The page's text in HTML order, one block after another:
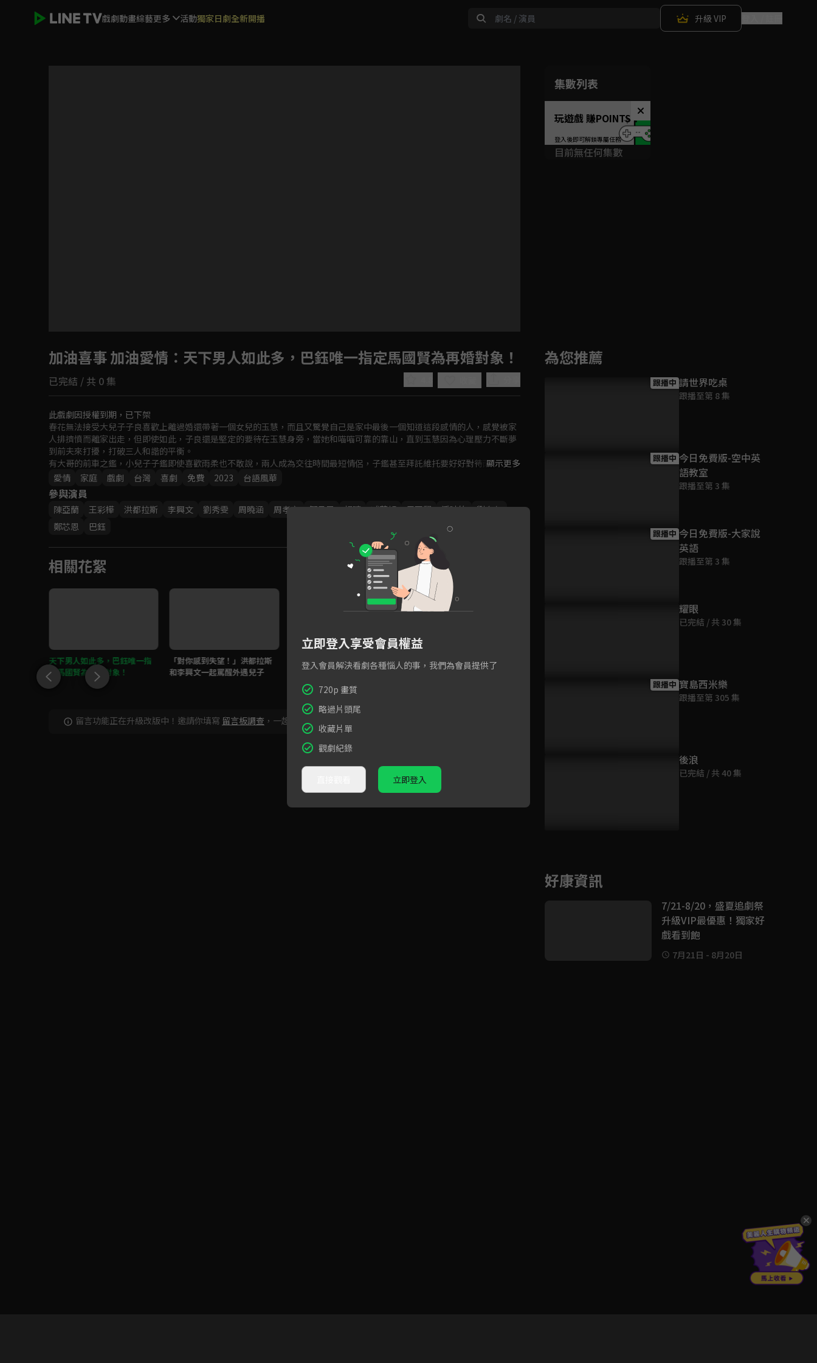
戲劇動畫綜藝更多 活動獨家日劇全新開播 升級 VIP
Video
集數列表
玩遊戲 賺POINTS！
目前無任何集數
加油喜事 加油愛情 ：天下男人如此多，巴鈺唯一指定馬國賢為再婚對象！
已完結 / 共 0 集
此戲劇因授權到期，已下架
春花無法接受大兒子子良喜歡上離過婚還帶著一個女兒的玉慧，而且又驚覺自己是家中最後一個知道這段感情的人，感覺被家
人排擠憤而離家出走，但即使如此，子良還是堅定的要待在玉慧身旁，當她和喵喵可靠的靠山，直到玉慧因為心理壓力不斷夢
到前夫來打擾，打破三人和諧的平衡。
有大哥的前車之鑑，小兒子子鑑即使喜歡雨柔也不敢說，兩人成為交往時間最短情侶，子鑑甚至拜託維托要好好對待雨柔，讓
雨柔非常失望與不諒解；而子鑑表妹辛琦珊(鄭芯恩 飾)到武林咖啡上班，雨柔誤以為是子鑑的女朋友，四人混亂的感情會如何
發展呢？
顯示更多
愛情
家庭 戲劇 台灣 喜劇 免費 2023 台語風華
參與演員
陳亞蘭 王彩樺 洪都拉斯 李興文 劉秀雯 周曉涵 周孝安 鄒承恩 楊晴 臧芮軒 馬國賢 潘映竹
劉育仁
鄭芯恩
巴鈺
相關花絮
天下男人如此多，巴鈺唯一指
定馬國賢為再婚對象！
「對你感到失望！」洪都拉斯
和李興文一起罵醒外遇兒子
EP25預告：曼柔把婚戒丟了
現任與前任互相潑水，劉育仁
無辜遭殃
留言功能正在升級改版中！邀請你填寫 留言板調查 ，一起共創新版留言功能！
為您推薦
跟播中 請世界吃桌
跟播至第 8 集
跟播中 今日免費版-空中英
語教室
跟播至第 3 集
跟播中 今日免費版-大家說
英語
跟播至第 3 集
耀眼
已完結 / 共 30 集
跟播中 寶島西米樂
跟播至第 305 集
後浪
已完結 / 共 40 集
好康資訊
7/21-8/20，盛夏追劇祭
升級VIP最優惠！獨家好
戲看到飽
7月21日 - 8月20日
立即登入享受會員權益
登入會員解決看劇各種惱人的事，我們為會員提供了
720p 畫質
略過片頭尾
收藏片單
觀劇紀錄
立即登入